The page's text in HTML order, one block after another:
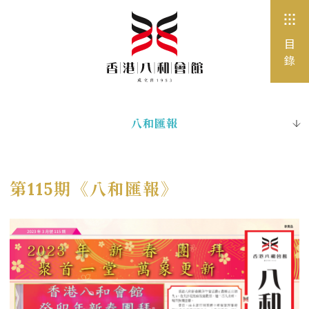
目
錄
八和公告
媒體報道
八和匯報
工作機會
招標
第115期《八和匯報》